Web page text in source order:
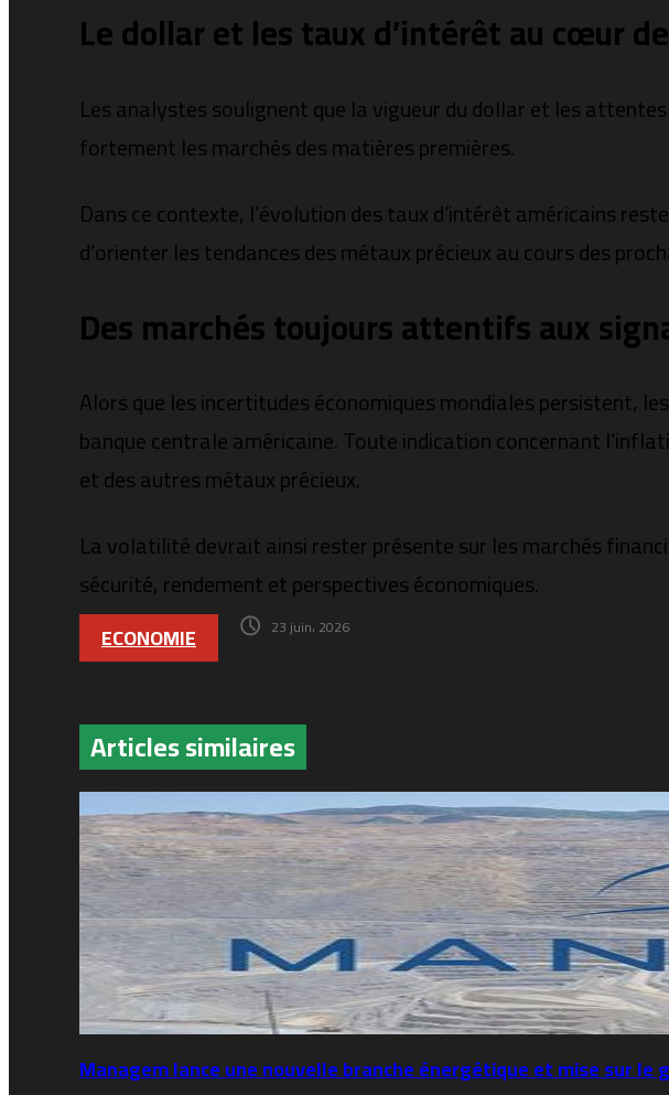
Le dollar et les taux d’intérêt au cœur
Les analystes soulignent que la vigueur du dollar et les
fortement les marchés des matières premières.
Dans ce contexte, l’évolution des taux d’intérêt américains
d’orienter les tendances des métaux précieux au cours des
Des marchés toujours attentifs aux
Alors que les incertitudes économiques mondiales persistent,
banque centrale américaine. Toute indication concernant
et des autres métaux précieux.
La volatilité devrait ainsi rester présente sur les marchés
sécurité, rendement et perspectives économiques.
ECONOMIE 23 juin، 2026
Articles similaires
Managem lance une nouvelle branche énergétique et mise sur le